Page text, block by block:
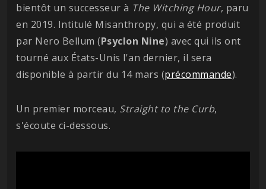
bientôt un successeur à The Witching Hour, paru
en 2019. Intitulé Misanthropy, qui a été produit
par Nero Bellum (Psyclon Nine) avec qui ils ont
tourné aux États-Unis l'an dernier, il sera
disponible à partir du 14 mars (précommande).
Un premier morceau, Straight to the Curb,
s'écoute ci-dessous.